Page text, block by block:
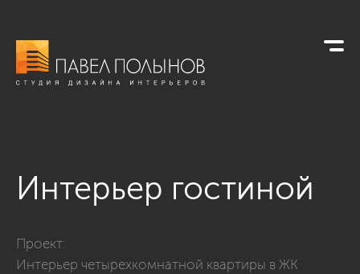
Интерьер гостиной
Проект:
Интерьер четырехкомнатной квартиры в ЖК